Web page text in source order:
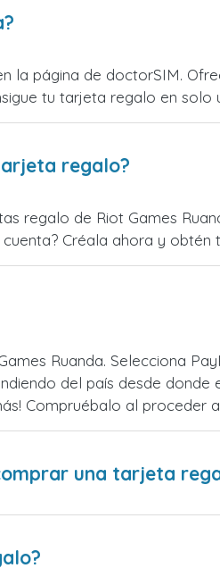
la página de doctorSIM.
tu tarjeta regalo en solo
regalo?
regalo de Riot Games
Créala ahora y obtén
Ruanda. Selecciona
del país desde donde
Compruébalo al proceder
una tarjeta